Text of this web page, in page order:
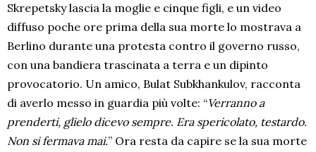
Skrepetsky lascia la moglie e cinque figli, e un video
diffuso poche ore prima della sua morte lo mostrava a
Berlino durante una protesta contro il governo russo,
con una bandiera trascinata a terra e un dipinto
provocatorio. Un amico, Bulat Subkhankulov, racconta
di averlo messo in guardia più volte: “Verranno a
prenderti, glielo dicevo sempre. Era spericolato, testardo.
Non si fermava mai.” Ora resta da capire se la sua morte